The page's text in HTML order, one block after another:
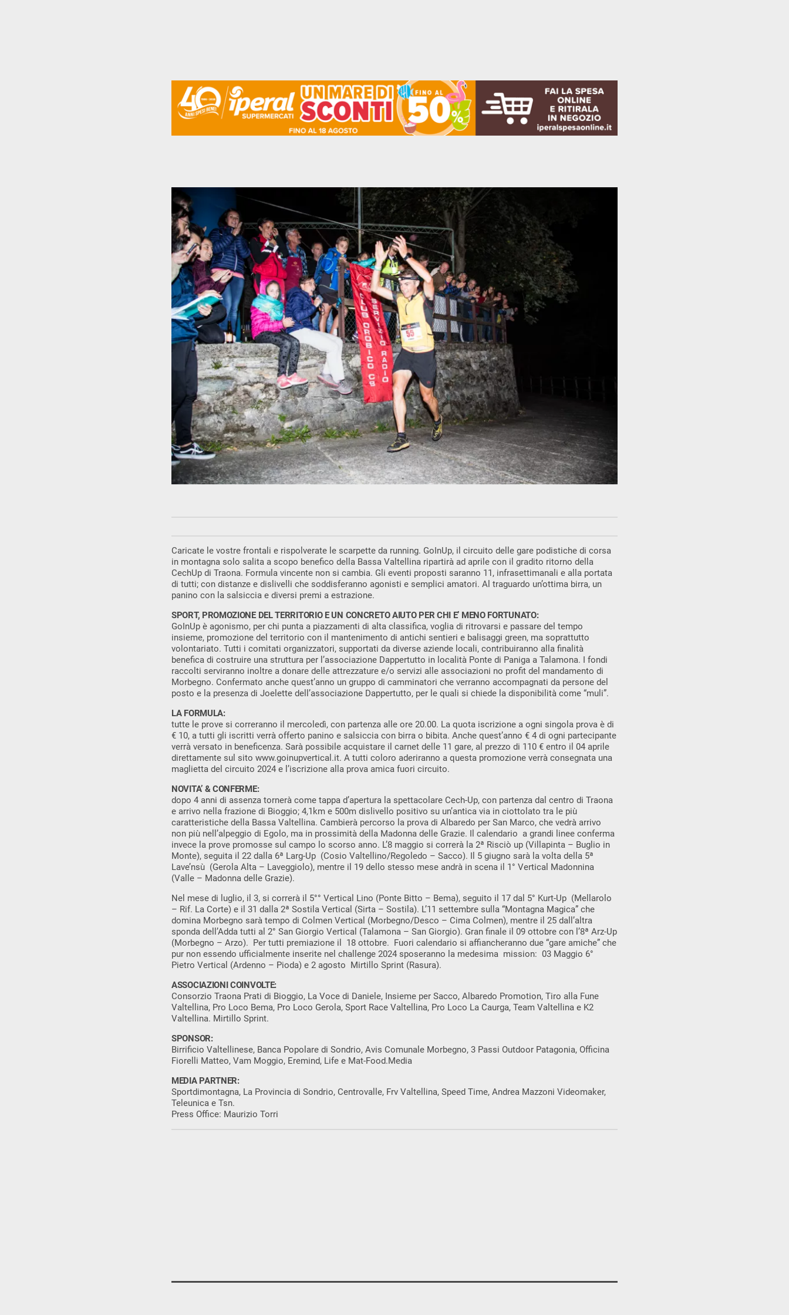
Caricate le vostre frontali e rispolverate le scarpette da running. GoInUp, il circuito delle gare podistiche di corsa
in montagna solo salita a scopo benefico della Bassa Valtellina ripartirà ad aprile con il gradito ritorno della
CechUp di Traona. Formula vincente non si cambia. Gli eventi proposti saranno 11, infrasettimanali e alla portata
di tutti; con distanze e dislivelli che soddisferanno agonisti e semplici amatori. Al traguardo un’ottima birra, un
panino con la salsiccia e diversi premi a estrazione.
SPORT, PROMOZIONE DEL TERRITORIO E UN CONCRETO AIUTO PER CHI E’ MENO FORTUNATO:
GoInUp è agonismo, per chi punta a piazzamenti di alta classifica, voglia di ritrovarsi e passare del tempo
insieme, promozione del territorio con il mantenimento di antichi sentieri e balisaggi green, ma soprattutto
volontariato. Tutti i comitati organizzatori, supportati da diverse aziende locali, contribuiranno alla finalità
benefica di costruire una struttura per l’associazione Dappertutto in località Ponte di Paniga a Talamona. I fondi
raccolti serviranno inoltre a donare delle attrezzature e/o servizi alle associazioni no profit del mandamento di
Morbegno. Confermato anche quest’anno un gruppo di camminatori che verranno accompagnati da persone del
posto e la presenza di Joelette dell’associazione Dappertutto, per le quali si chiede la disponibilità come “muli”.
LA FORMULA:
tutte le prove si correranno il mercoledì, con partenza alle ore 20.00. La quota iscrizione a ogni singola prova è di
€ 10, a tutti gli iscritti verrà offerto panino e salsiccia con birra o bibita. Anche quest’anno € 4 di ogni partecipante
verrà versato in beneficenza. Sarà possibile acquistare il carnet delle 11 gare, al prezzo di 110 € entro il 04 aprile
direttamente sul sito www.goinupvertical.it. A tutti coloro aderiranno a questa promozione verrà consegnata una
maglietta del circuito 2024 e l’iscrizione alla prova amica fuori circuito.
NOVITA’ & CONFERME:
dopo 4 anni di assenza tornerà come tappa d’apertura la spettacolare Cech-Up, con partenza dal centro di Traona
e arrivo nella frazione di Bioggio; 4,1km e 500m dislivello positivo su un’antica via in ciottolato tra le più
caratteristiche della Bassa Valtellina. Cambierà percorso la prova di Albaredo per San Marco, che vedrà arrivo
non più nell’alpeggio di Egolo, ma in prossimità della Madonna delle Grazie. Il calendario a grandi linee conferma
invece la prove promosse sul campo lo scorso anno. L’8 maggio si correrà la 2ª Risciò up (Villapinta – Buglio in
Monte), seguita il 22 dalla 6ª Larg-Up (Cosio Valtellino/Regoledo – Sacco). Il 5 giugno sarà la volta della 5ª
Lave’nsù (Gerola Alta – Laveggiolo), mentre il 19 dello stesso mese andrà in scena il 1° Vertical Madonnina
(Valle – Madonna delle Grazie).
Nel mese di luglio, il 3, si correrà il 5°° Vertical Lino (Ponte Bitto – Bema), seguito il 17 dal 5° Kurt-Up (Mellarolo
– Rif. La Corte) e il 31 dalla 2ª Sostila Vertical (Sirta – Sostila). L’11 settembre sulla “Montagna Magica” che
domina Morbegno sarà tempo di Colmen Vertical (Morbegno/Desco – Cima Colmen), mentre il 25 dall’altra
sponda dell’Adda tutti al 2° San Giorgio Vertical (Talamona – San Giorgio). Gran finale il 09 ottobre con l’8ª Arz-Up
(Morbegno – Arzo). Per tutti premiazione il 18 ottobre. Fuori calendario si affiancheranno due “gare amiche” che
pur non essendo ufficialmente inserite nel challenge 2024 sposeranno la medesima mission: 03 Maggio 6°
Pietro Vertical (Ardenno – Pioda) e 2 agosto Mirtillo Sprint (Rasura).
ASSOCIAZIONI COINVOLTE:
Consorzio Traona Prati di Bioggio, La Voce di Daniele, Insieme per Sacco, Albaredo Promotion, Tiro alla Fune
Valtellina, Pro Loco Bema, Pro Loco Gerola, Sport Race Valtellina, Pro Loco La Caurga, Team Valtellina e K2
Valtellina. Mirtillo Sprint.
SPONSOR:
Birrificio Valtellinese, Banca Popolare di Sondrio, Avis Comunale Morbegno, 3 Passi Outdoor Patagonia, Officina
Fiorelli Matteo, Vam Moggio, Eremind, Life e Mat-Food.Media
MEDIA PARTNER:
Sportdimontagna, La Provincia di Sondrio, Centrovalle, Frv Valtellina, Speed Time, Andrea Mazzoni Videomaker,
Teleunica e Tsn.
Press Office: Maurizio Torri